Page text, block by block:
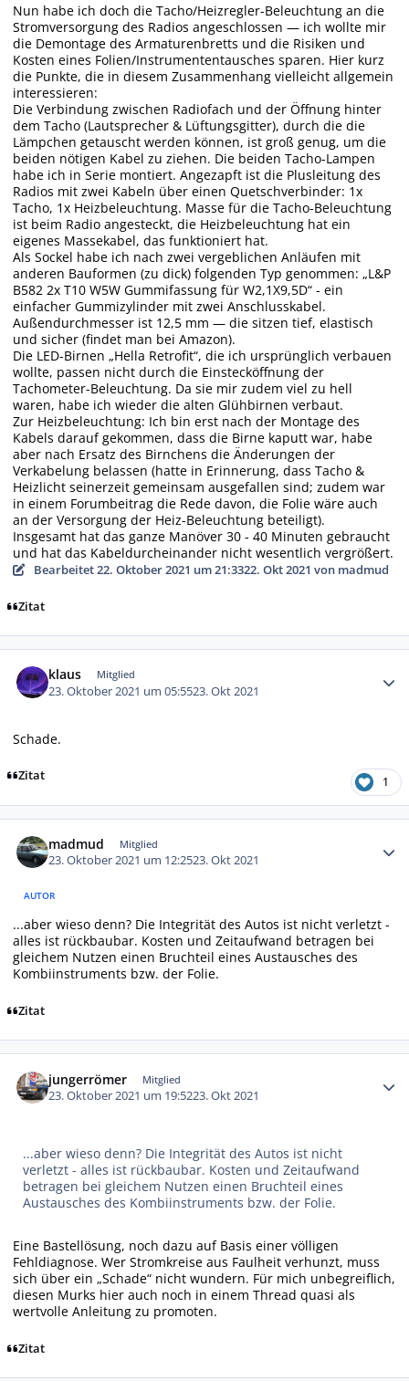
Nun habe ich doch die Tacho/Heizregler-Beleuchtung an die
Stromversorgung des Radios angeschlossen — ich wollte mir
die Demontage des Armaturenbretts und die Risiken und
Kosten eines Folien/Instrumententausches sparen. Hier kurz
die Punkte, die in diesem Zusammenhang vielleicht allgemein
interessieren:
Die Verbindung zwischen Radiofach und der Öffnung hinter
dem Tacho (Lautsprecher & Lüftungsgitter), durch die die
Lämpchen getauscht werden können, ist groß genug, um die
beiden nötigen Kabel zu ziehen. Die beiden Tacho-Lampen
habe ich in Serie montiert. Angezapft ist die Plusleitung des
Radios mit zwei Kabeln über einen Quetschverbinder: 1x
Tacho, 1x Heizbeleuchtung. Masse für die Tacho-Beleuchtung
ist beim Radio angesteckt, die Heizbeleuchtung hat ein
eigenes Massekabel, das funktioniert hat.
Als Sockel habe ich nach zwei vergeblichen Anläufen mit
anderen Bauformen (zu dick) folgenden Typ genommen: „L&P
B582 2x T10 W5W Gummifassung für W2,1X9,5D“ - ein
einfacher Gummizylinder mit zwei Anschlusskabel.
Außendurchmesser ist 12,5 mm — die sitzen tief, elastisch
und sicher (findet man bei Amazon).
Die LED-Birnen „Hella Retrofit“, die ich ursprünglich verbauen
wollte, passen nicht durch die Einstecköffnung der
Tachometer-Beleuchtung. Da sie mir zudem viel zu hell
waren, habe ich wieder die alten Glühbirnen verbaut.
Zur Heizbeleuchtung: Ich bin erst nach der Montage des
Kabels darauf gekommen, dass die Birne kaputt war, habe
aber nach Ersatz des Birnchens die Änderungen der
Verkabelung belassen (hatte in Erinnerung, dass Tacho &
Heizlicht seinerzeit gemeinsam ausgefallen sind; zudem war
in einem Forumbeitrag die Rede davon, die Folie wäre auch
an der Versorgung der Heiz-Beleuchtung beteiligt).
Insgesamt hat das ganze Manöver 30 - 40 Minuten gebraucht
und hat das Kabeldurcheinander nicht wesentlich vergrößert.
Bearbeitet22. Oktober 2021 um 21:3322. Okt 2021 von madmud
Zitat
klaus Mitglied
23. Oktober 2021 um 05:5523. Okt 2021
Schade.
Zitat 1
madmud Mitglied
23. Oktober 2021 um 12:2523. Okt 2021
AUTOR
...aber wieso denn? Die Integrität des Autos ist nicht verletzt -
alles ist rückbaubar. Kosten und Zeitaufwand betragen bei
gleichem Nutzen einen Bruchteil eines Austausches des
Kombiinstruments bzw. der Folie.
Zitat
jungerrömer Mitglied
23. Oktober 2021 um 19:5223. Okt 2021
...aber wieso denn? Die Integrität des Autos ist nicht
verletzt - alles ist rückbaubar. Kosten und Zeitaufwand
betragen bei gleichem Nutzen einen Bruchteil eines
Austausches des Kombiinstruments bzw. der Folie.
Eine Bastellösung, noch dazu auf Basis einer völligen
Fehldiagnose. Wer Stromkreise aus Faulheit verhunzt, muss
sich über ein „Schade“ nicht wundern. Für mich unbegreiflich,
diesen Murks hier auch noch in einem Thread quasi als
wertvolle Anleitung zu promoten.
Zitat